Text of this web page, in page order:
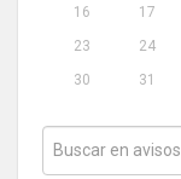
16
17
23
24
30
31